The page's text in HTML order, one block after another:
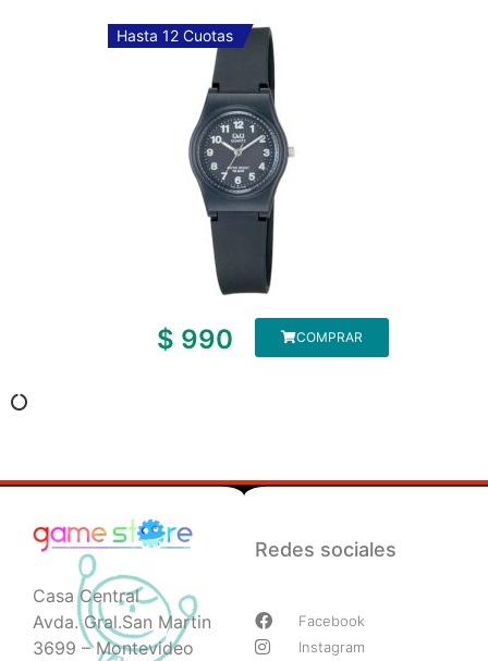
Hasta 12 Cuotas
$ 990 COMPRAR
Casa Central
Avda. Gral.San Martin
3699 – Montevideo
Redes sociales
Facebook
Instagram